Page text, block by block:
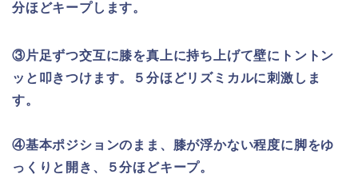
分ほどキープします。
③片足ずつ交互に膝を真上に持ち上げて壁にトントン
ッと叩きつけます。５分ほどリズミカルに刺激しま
す。
④基本ポジションのまま、膝が浮かない程度に脚をゆ
っくりと開き、５分ほどキープ。